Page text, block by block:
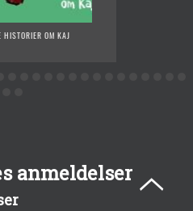
HISTORIER OM KAJ
anmeldelser